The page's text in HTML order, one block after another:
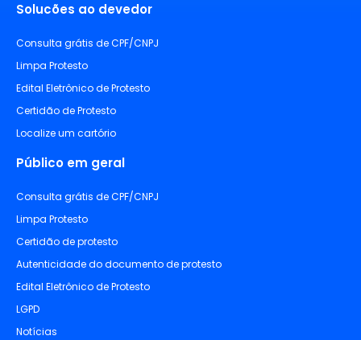
Solucões ao devedor
Consulta grátis de CPF/CNPJ
Limpa Protesto
Edital Eletrônico de Protesto
Certidão de Protesto
Localize um cartório
Público em geral
Consulta grátis de CPF/CNPJ
Limpa Protesto
Certidão de protesto
Autenticidade do documento de protesto
Edital Eletrônico de Protesto
LGPD
Notícias